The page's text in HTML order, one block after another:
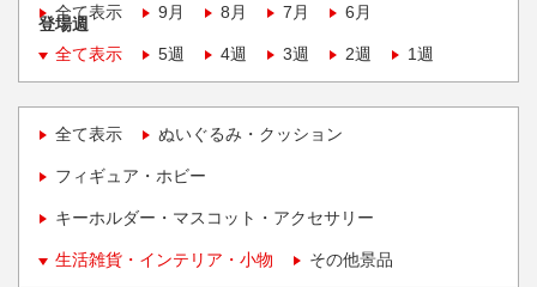
全て表示
9月 8月 7月 6月
登場週
全て表示
5週 4週 3週 2週 1週
全て表示 ぬいぐるみ・クッション
フィギュア・ホビー
キーホルダー・マスコット・アクセサリー
生活雑貨・インテリア・小物 その他景品